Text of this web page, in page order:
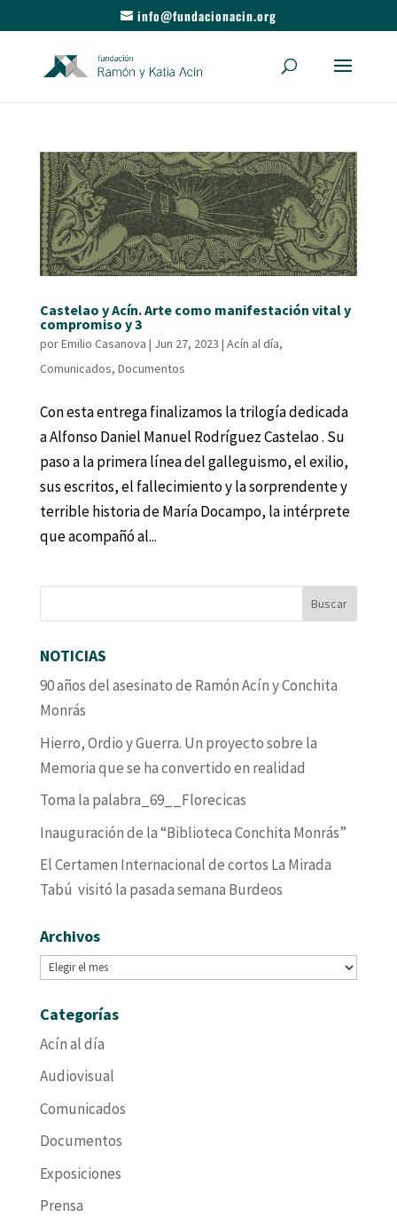
info@fundacionacin.org
Castelao y Acín. Arte como manifestación vital y
compromiso y 3
porEmilio Casanova | Jun 27, 2023 | Acín al día,
Comunicados, Documentos
Con esta entrega finalizamos la trilogía dedicada
a Alfonso Daniel Manuel Rodríguez Castelao . Su
paso a la primera línea del galleguismo, el exilio,
sus escritos, el fallecimiento y la sorprendente y
terrible historia de María Docampo, la intérprete
que acompañó al...
NOTICIAS
90 años del asesinato de Ramón Acín y Conchita
Monrás
Hierro, Ordio y Guerra. Un proyecto sobre la
Memoria que se ha convertido en realidad
Toma la palabra_69__Florecicas
Inauguración de la “Biblioteca Conchita Monrás”
El Certamen Internacional de cortos La Mirada
Tabú visitó la pasada semana Burdeos
Archivos
Archivos
Categorías
Acín al día
Audiovisual
Comunicados
Documentos
Exposiciones
Prensa